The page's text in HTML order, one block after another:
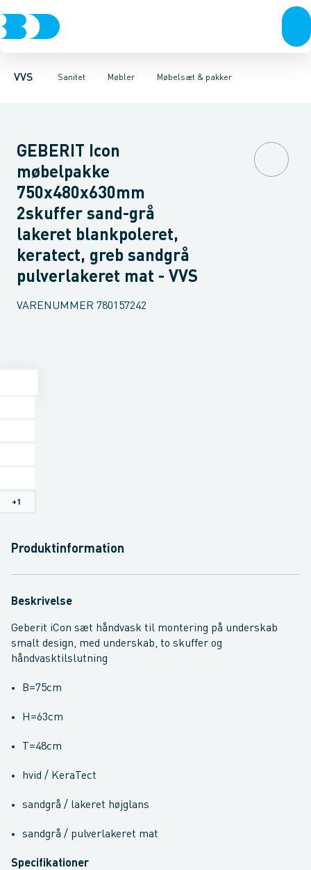
VVS Sanitet
Rør & fittingsPressfittings & rørKuglehaner & ventiler
Møbler
Toiletter, sæder og cisterner VaskeArmaturer
Møbelsæt & pakker
Møbelsæt & pakkerUnderskabeHøjskabeOverskabe
GEBERIT Icon
møbelpakke
750x480x630mm
2skuffer sand-grå
lakeret blankpoleret,
keratect, greb sandgrå
pulverlakeret mat - VVS
VARENUMMER 780157242
+1
Produktinformation
Beskrivelse
Geberit iCon sæt håndvask til montering på underskab
smalt design, med underskab, to skuffer og
håndvasktilslutning
B=75cm
H=63cm
T=48cm
hvid / KeraTect
sandgrå / lakeret højglans
sandgrå / pulverlakeret mat
Specifikationer